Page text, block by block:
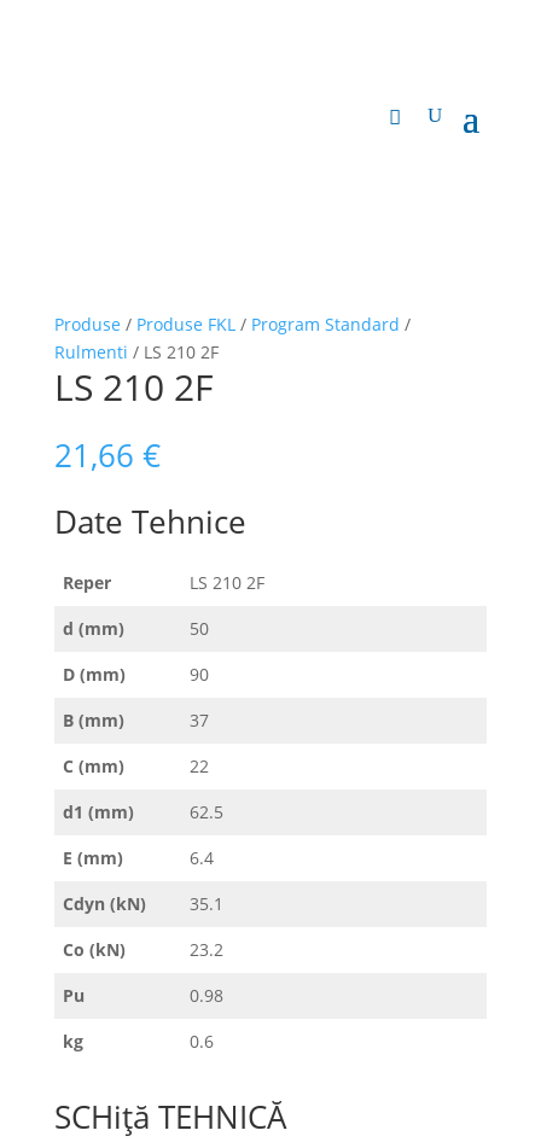
Produse / Produse FKL/ Program Standard /
Rulmenti / LS 210 2F
LS 210 2F
21,66 €
Date Tehnice
Reper
LS 210 2F
d (mm)
50
D (mm)
90
B (mm)
37
C (mm)
22
d1 (mm)
62.5
E (mm)
6.4
Cdyn (kN)
35.1
Co (kN)
23.2
Pu
0.98
kg
0.6
SCHiță TEHNICĂ